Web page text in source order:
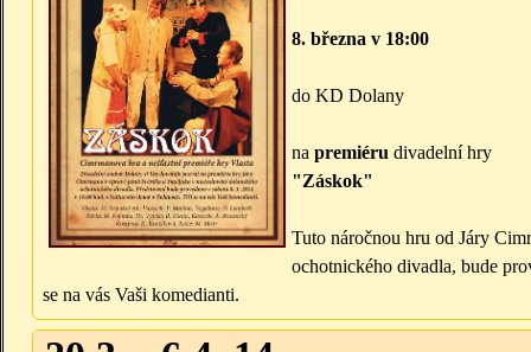
8. března v 18:00
do KD Dolany
na premiéru divadelní hry
"Záskok"
Tuto náročnou hru od Járy
ochotnického divadla, bude
se na vás Vaši komedianti.